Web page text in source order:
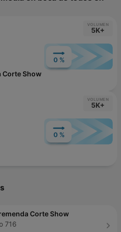
VOLUMEN
5K+
0 %
Corte Show
VOLUMEN
5K+
0 %
Corte Show
716